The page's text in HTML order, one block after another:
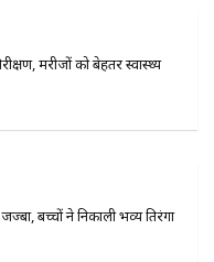
मरीजों को बेहतर स्वास्थ्य
बच्चों ने निकाली भव्य तिरंगा